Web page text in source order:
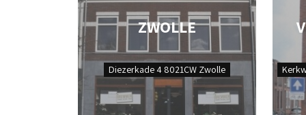
ZWOLLE
Diezerkade 4 8021CW Zwolle